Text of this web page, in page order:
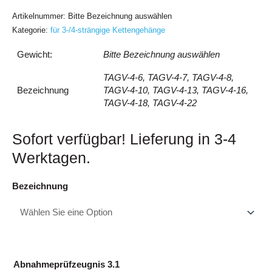
Artikelnummer: Bitte Bezeichnung auswählen
Kategorie: für 3-/4-strängige Kettengehänge
Gewicht: Bitte Bezeichnung auswählen
Bezeichnung
TAGV-4-6, TAGV-4-7, TAGV-4-8,
TAGV-4-10, TAGV-4-13, TAGV-4-16,
TAGV-4-18, TAGV-4-22
Sofort verfügbar! Lieferung in 3-4
Werktagen.
Bezeichnung
Abnahmeprüfzeugnis 3.1